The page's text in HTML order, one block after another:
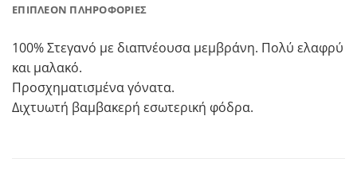
ΕΠΙΠΛΈΟΝ ΠΛΗΡΟΦΟΡΊΕΣ
100% Στεγανό με διαπνέουσα μεμβράνη. Πολύ ελαφρύ
και μαλακό.
Προσχηματισμένα γόνατα.
Διχτυωτή βαμβακερή εσωτερική φόδρα.